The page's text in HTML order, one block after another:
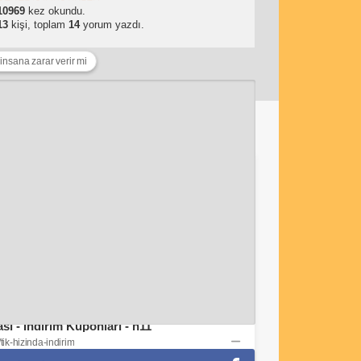
kez okundu.
kişi, toplam 14yorum yazdı.
insana zarar verir mi
JACKET-Ceket-WHITE/dp/B0DPBMQX1P
- İndirim Kuponları - n11
hizinda-indirim